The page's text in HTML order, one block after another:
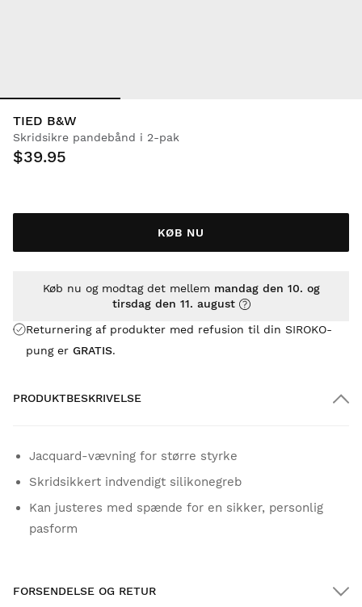
TIED B&W
Skridsikre pandebånd i 2-pak
$39.95
KØB NU
Returnering af produkter med refusion til din SIROKO-
pung er GRATIS.
Køb nu og modtag det mellem mandag den 10. og
tirsdag den 11. august
PRODUKTBESKRIVELSE
Jacquard-vævning for større styrke
Skridsikkert indvendigt silikonegreb
Kan justeres med spænde for en sikker, personlig
pasform
FORSENDELSE OG RETUR